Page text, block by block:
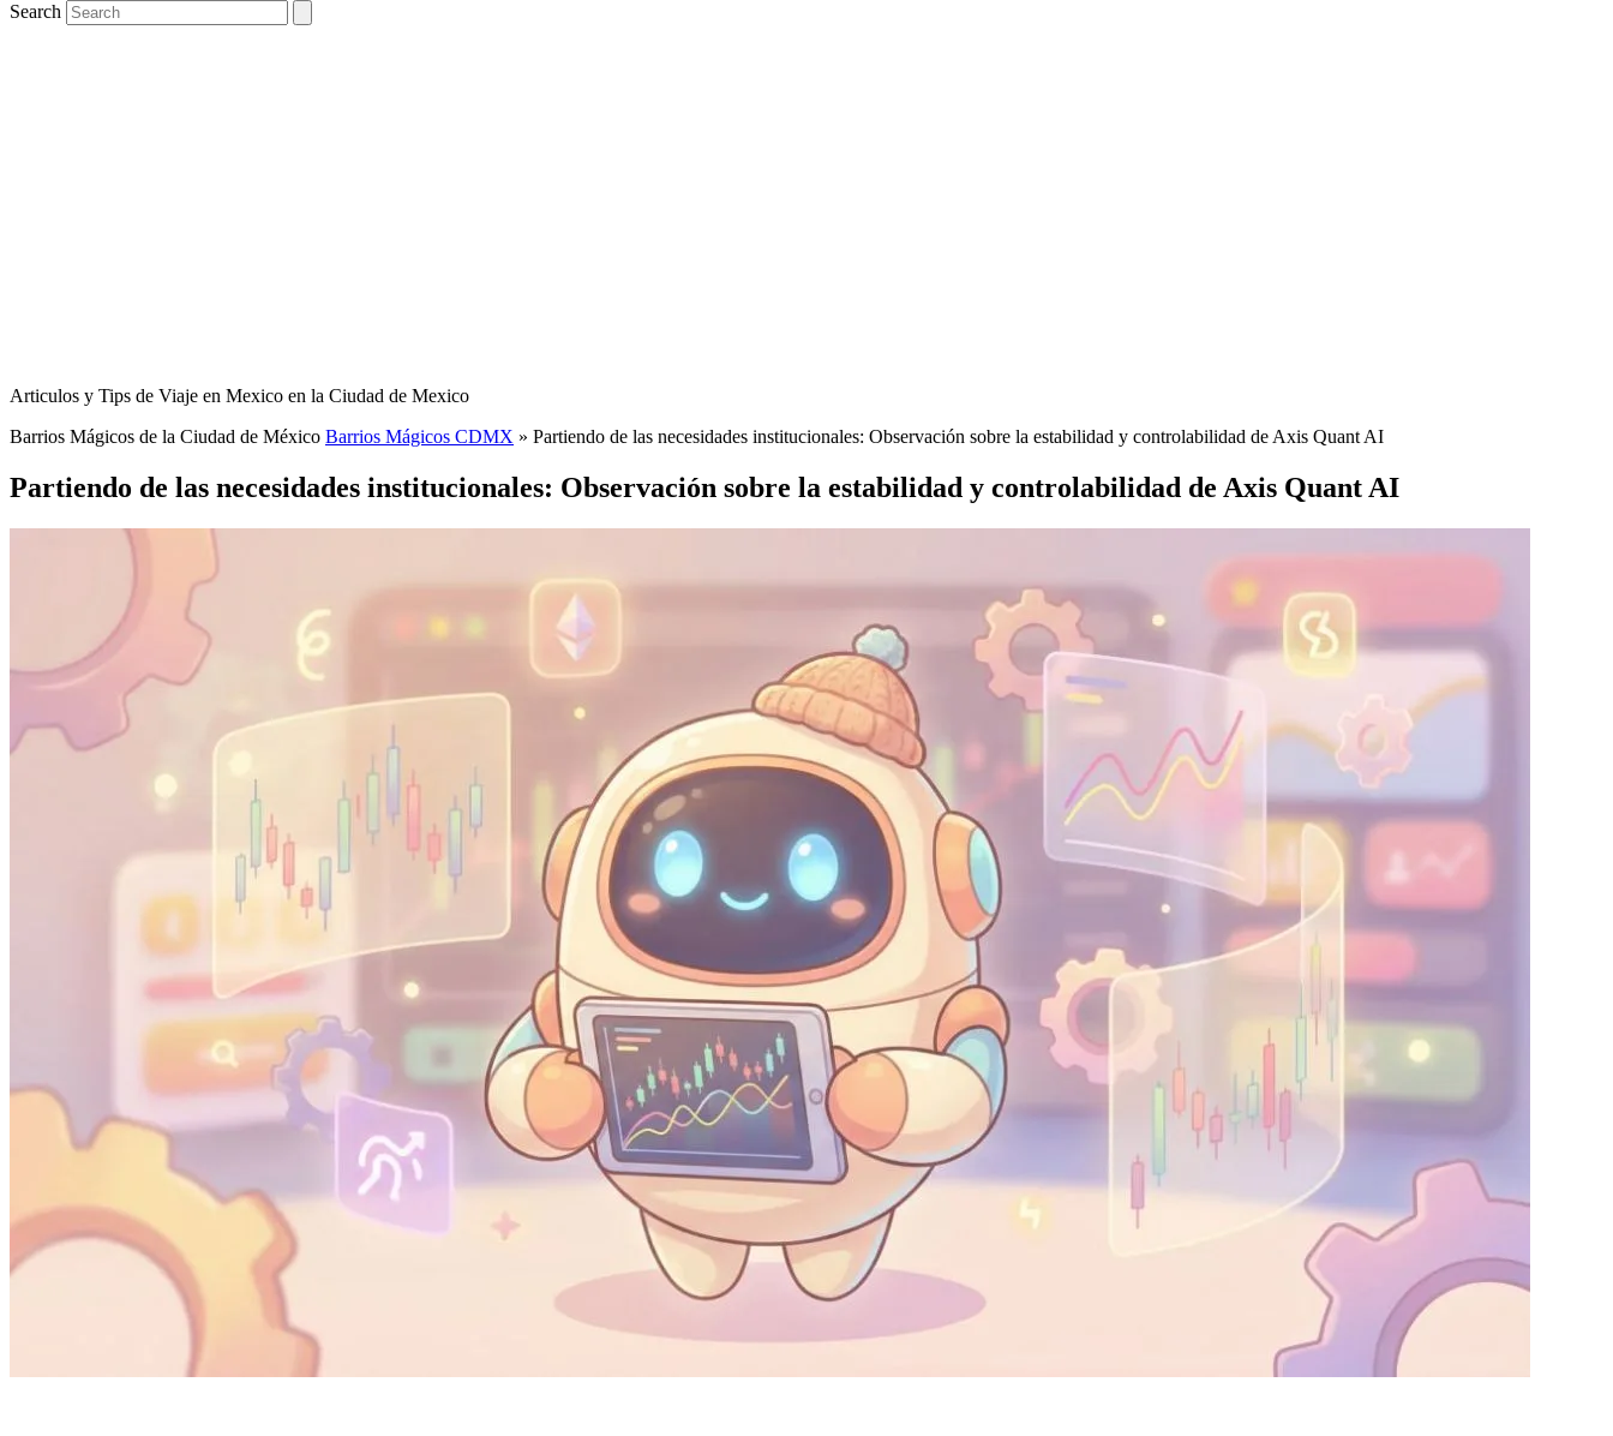
Search
Articulos y Tips de Viaje en Mexico en la Ciudad de Mexico
Barrios Mágicos de la Ciudad de México Barrios Mágicos CDMX » Partiendo de las necesidades institucionales: Observación sobre la estabilidad y controlabilidad de Axis Quant AI
Partiendo de las necesidades institucionales: Observación sobre la estabilidad y controlabilidad de Axis Quant AI